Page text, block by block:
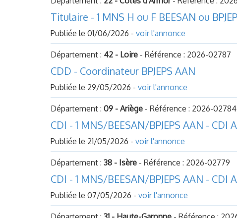
Titulaire - 1 MNS H ou F BEESAN ou
Publiée le 01/06/2026 - voir l'annonce
Département : 42 - Loire - Référence : 2026-02787
CDD - Coordinateur BPJEPS AAN
Publiée le 29/05/2026 - voir l'annonce
Département : 09 - Ariège - Référence : 2026-02784
CDI - 1 MNS/BEESAN/BPJEPS AAN - CDI
Publiée le 21/05/2026 - voir l'annonce
Département : 38 - Isère - Référence : 2026-02779
CDI - 1 MNS/BEESAN/BPJEPS AAN - CDI
Publiée le 07/05/2026 - voir l'annonce